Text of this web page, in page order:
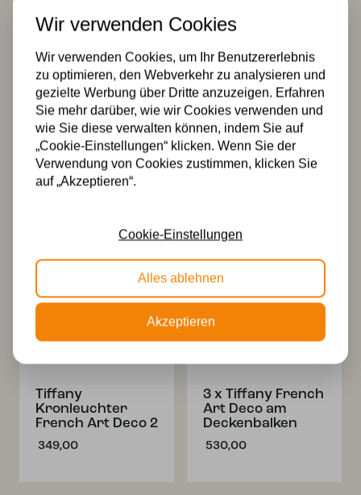
Tiffany Separates
Glasschirm Art
Deco
Tiffany-
Hängelampe am
Tiffany
Kronleuchter
French Art Deco 2
349,00
3 x Tiffany French
Art Deco am
Deckenbalken
530,00
Wir verwenden Cookies
Wir verwenden Cookies, um Ihr Benutzererlebnis
zu optimieren, den Webverkehr zu analysieren und
gezielte Werbung über Dritte anzuzeigen. Erfahren
Sie mehr darüber, wie wir Cookies verwenden und
wie Sie diese verwalten können, indem Sie auf
„Cookie-Einstellungen“ klicken. Wenn Sie der
Verwendung von Cookies zustimmen, klicken Sie
auf „Akzeptieren“.
Cookie-Einstellungen
Alles ablehnen
Akzeptieren